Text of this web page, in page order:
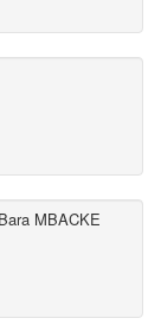
MBACKE